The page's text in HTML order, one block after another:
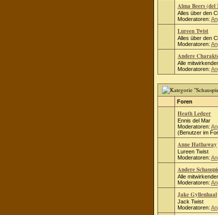
Alma Beers (del
Alles über den
Moderatoren:
Lureen Twist
Alles über den
Moderatoren:
Andere
Alle
Moderatoren:
Foren
Heath Ledger
Ennis del Mar
Moderatoren:
(Benutzer im
Anne Hathaway
Lureen Twist
Moderatoren:
Andere
Alle
Moderatoren:
Jake Gyllenhaal
Jack Twist
Moderatoren: